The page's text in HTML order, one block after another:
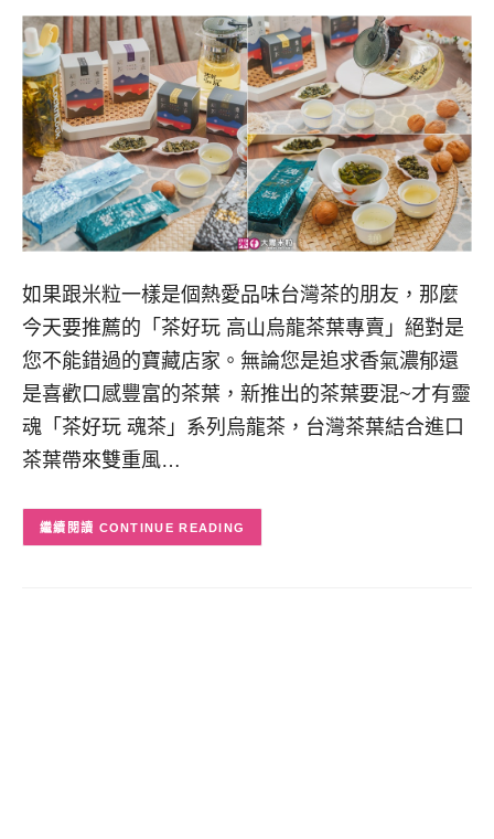
如果跟米粒一樣是個熱愛品味台灣茶的朋友，那麼
今天要推薦的「茶好玩 高山烏龍茶葉專賣」絕對是
您不能錯過的寶藏店家。無論您是追求香氣濃郁還
是喜歡口感豐富的茶葉，新推出的茶葉要混~才有靈
魂「茶好玩 魂茶」系列烏龍茶，台灣茶葉結合進口
茶葉帶來雙重風…
CONTINUE READING